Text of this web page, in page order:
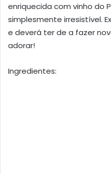
enriquecida com vinho do
simplesmente irresistível.
e deverá ter de a fazer
adorar!
Ingredientes: